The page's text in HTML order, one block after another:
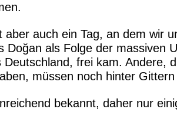
aber auch ein Tag, an dem wir
Doğan als Folge der massiven
Deutschland, frei kam. Andere,
müssen noch hinter
bekannt, daher nur